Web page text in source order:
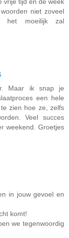
niet zoveel
het moeilijk zal
Maar ik snap je
een hele
zien hoe ze, zelfs
Veel succes
weekend. Groetjes
in jouw gevoel en
komt!
we tegenwoordig